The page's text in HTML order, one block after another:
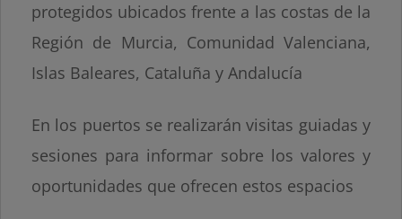
protegidos ubicados frente a las costas de la
Región de Murcia, Comunidad Valenciana,
Islas Baleares, Cataluña y Andalucía
En los puertos se realizarán visitas guiadas y
sesiones para informar sobre los valores y
oportunidades que ofrecen estos espacios